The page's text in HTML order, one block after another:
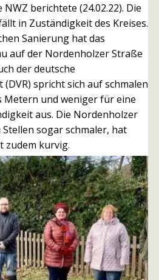
berichtete (24.02.22). Die
in Zuständigkeit des Kreises.
Sanierung hat das
auf der Nordenholzer Straße
der deutsche
spricht sich auf schmalen
Metern und weniger für eine
aus. Die Nordenholzer
sogar schmaler, hat
zudem kurvig.